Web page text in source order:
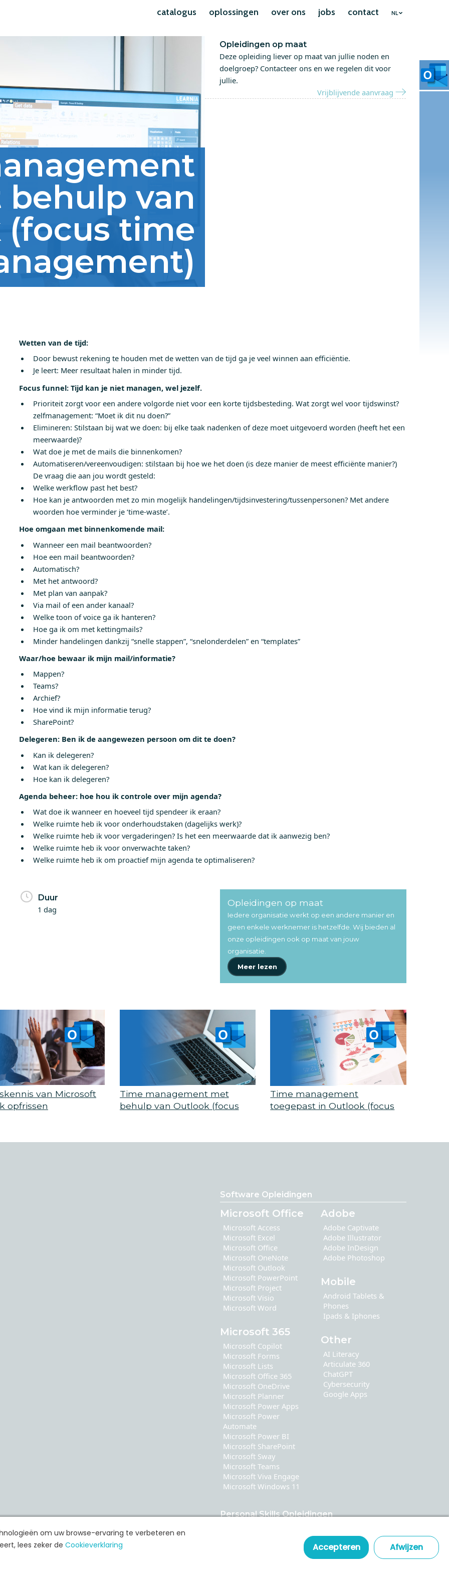
catalogus oplossingen over ons jobs contact NL
behulp van
time
Opleidingen op maat
Deze opleiding liever op maat van jullie noden en
doelgroep? Contacteer ons en we regelen dit voor
jullie.
Vrijblijvende aanvraag
Wetten van de tijd:
Door bewust rekening te houden met de wetten van de tijd ga je veel winnen aan efficiëntie.
Je leert: Meer resultaat halen in minder tijd.
Focus funnel: Tijd kan je niet managen, wel jezelf.
Prioriteit zorgt voor een andere volgorde niet voor een korte tijdsbesteding. Wat zorgt wel voor tijdswinst?
zelfmanagement: “Moet ik dit nu doen?”
Elimineren: Stilstaan bij wat we doen: bij elke taak nadenken of deze moet uitgevoerd worden (heeft het een
meerwaarde)?
Wat doe je met de mails die binnenkomen?
Automatiseren/vereenvoudigen: stilstaan bij hoe we het doen (is deze manier de meest efficiënte manier?)
De vraag die aan jou wordt gesteld:
Welke werkflow past het best?
Hoe kan je antwoorden met zo min mogelijk handelingen/tijdsinvestering/tussenpersonen? Met andere
woorden hoe verminder je ‘time-waste’.
Hoe omgaan met binnenkomende mail:
Wanneer een mail beantwoorden?
Hoe een mail beantwoorden?
Automatisch?
Met het antwoord?
Met plan van aanpak?
Via mail of een ander kanaal?
Welke toon of voice ga ik hanteren?
Hoe ga ik om met kettingmails?
Minder handelingen dankzij “snelle stappen”, “snelonderdelen” en “templates”
Waar/hoe bewaar ik mijn mail/informatie?
Mappen?
Teams?
Archief?
Hoe vind ik mijn informatie terug?
SharePoint?
Delegeren: Ben ik de aangewezen persoon om dit te doen?
Kan ik delegeren?
Wat kan ik delegeren?
Hoe kan ik delegeren?
Agenda beheer: hoe hou ik controle over mijn agenda?
Wat doe ik wanneer en hoeveel tijd spendeer ik eraan?
Welke ruimte heb ik voor onderhoudstaken (dagelijks werk)?
Welke ruimte heb ik voor vergaderingen? Is het een meerwaarde dat ik aanwezig ben?
Welke ruimte heb ik voor onverwachte taken?
Welke ruimte heb ik om proactief mijn agenda te optimaliseren?
Duur
1 dag
Opleidingen op maat
Iedere organisatie werkt op een andere manier en
geen enkele werknemer is hetzelfde. Wij bieden al
onze opleidingen ook op maat van jouw
organisatie.
Meer lezen
van Microsoft
opfrissen
Time management met
behulp van Outlook (focus
Time management
toegepast in Outlook (focus
Software Opleidingen
Microsoft Office
Microsoft Access
Microsoft Excel
Microsoft Office
Microsoft OneNote
Microsoft Outlook
Microsoft PowerPoint
Microsoft Project
Microsoft Visio
Microsoft Word
Microsoft 365
Microsoft Copilot
Microsoft Forms
Microsoft Lists
Microsoft Office 365
Microsoft OneDrive
Microsoft Planner
Microsoft Power Apps
Microsoft Power
Automate
Microsoft Power BI
Microsoft SharePoint
Microsoft Sway
Microsoft Teams
Microsoft Viva Engage
Microsoft Windows 11
Adobe
Adobe Captivate
Adobe Illustrator
Adobe InDesign
Adobe Photoshop
Mobile
Android Tablets &
Phones
Ipads & Iphones
Other
AI Literacy
Articulate 360
ChatGPT
Cybersecurity
Google Apps
Personal Skills Opleidingen
Time & Stress Management
om uw browse-ervaring te verbeteren en
lees zeker de Cookieverklaring Accepteren Afwijzen